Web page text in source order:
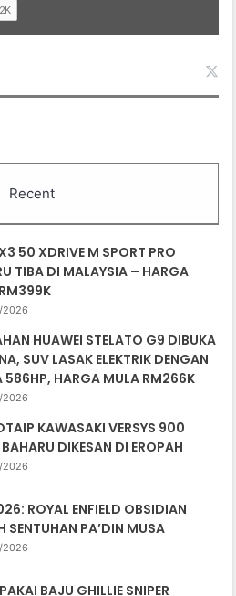
Recent
50 XDRIVE M SPORT PRO
TIBA DI MALAYSIA – HARGA
HUAWEI STELATO G9 DIBUKA
SUV LASAK ELEKTRIK DENGAN
586HP, HARGA MULA RM266K
KAWASAKI VERSYS 900
BAHARU DIKESAN DI EROPAH
ROYAL ENFIELD OBSIDIAN
SENTUHAN PA’DIN MUSA
BAJU GHILLIE SNIPER